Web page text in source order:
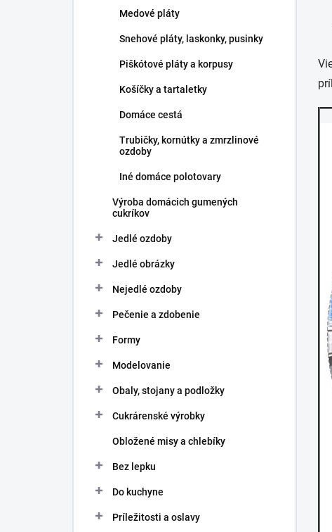
Medové pláty
Snehové pláty, laskonky, pusinky
Piškótové pláty a korpusy
Košíčky a tartaletky
Domáce cestá
Trubičky, kornútky a zmrzlinové
ozdoby
Iné domáce polotovary
Výroba domácich gumených
cukríkov
Jedlé ozdoby
Jedlé obrázky
Nejedlé ozdoby
Pečenie a zdobenie
Formy
Modelovanie
Obaly, stojany a podložky
Cukrárenské výrobky
Obložené misy a chlebíky
Bez lepku
Do kuchyne
Príležitosti a oslavy